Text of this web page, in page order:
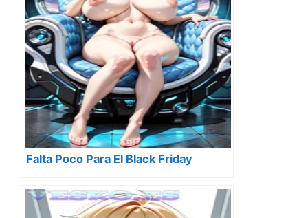
Falta Poco Para El Black Friday